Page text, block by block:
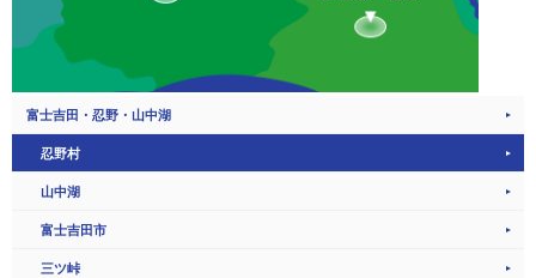
富士吉田・忍野・山中湖
忍野村
山中湖
富士吉田市
三ツ峠